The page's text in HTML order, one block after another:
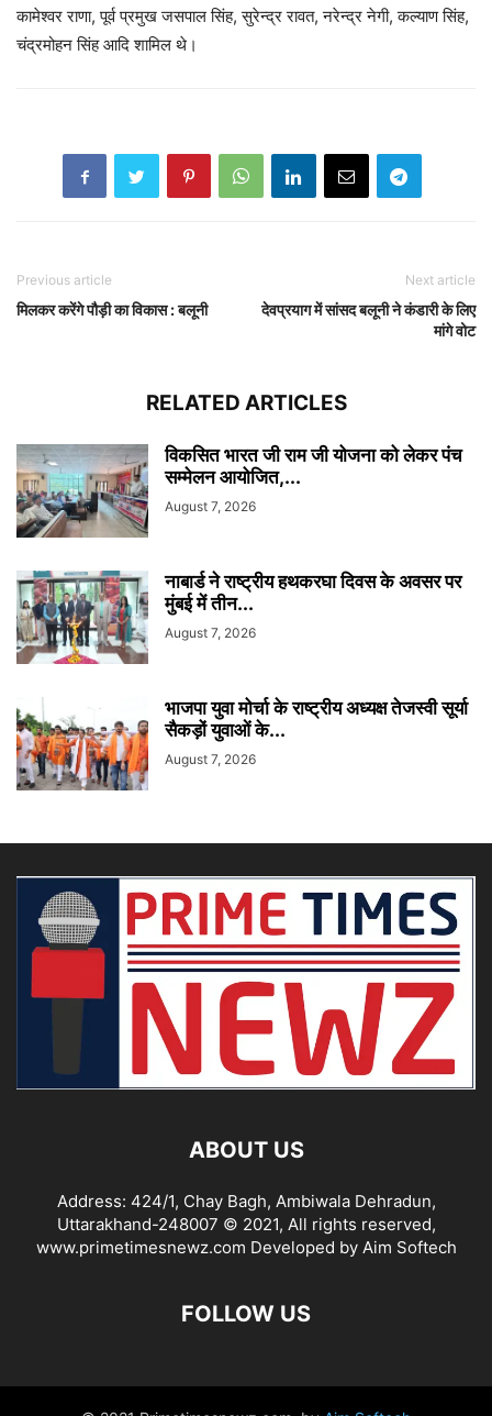
कामेश्वर राणा, पूर्व प्रमुख जसपाल सिंह, सुरेन्द्र रावत, नरेन्द्र नेगी, कल्याण सिंह,
चंद्रमोहन सिंह आदि शामिल थे।
Previous article
मिलकर करेंगे पौड़ी का विकास : बलूनी
Next article
देवप्रयाग में सांसद बलूनी ने कंडारी के लिए
मांगे वोट
RELATED ARTICLES
विकसित भारत जी राम जी योजना को लेकर पंच
सम्मेलन आयोजित,...
August 7, 2026
नाबार्ड ने राष्ट्रीय हथकरघा दिवस के अवसर पर
मुंबई में तीन...
August 7, 2026
भाजपा युवा मोर्चा के राष्ट्रीय अध्यक्ष तेजस्वी सूर्या
सैकड़ों युवाओं के...
August 7, 2026
ABOUT US
Address: 424/1, Chay Bagh, Ambiwala Dehradun,
Uttarakhand-248007 © 2021, All rights reserved,
www.primetimesnewz.com Developed by Aim Softech
FOLLOW US